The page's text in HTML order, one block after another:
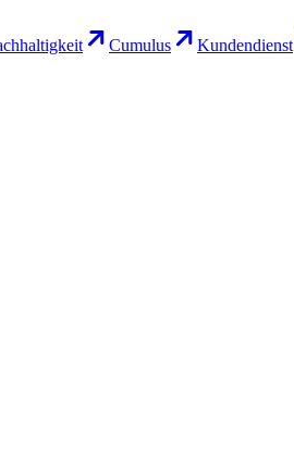
Cumulus Kundendienst